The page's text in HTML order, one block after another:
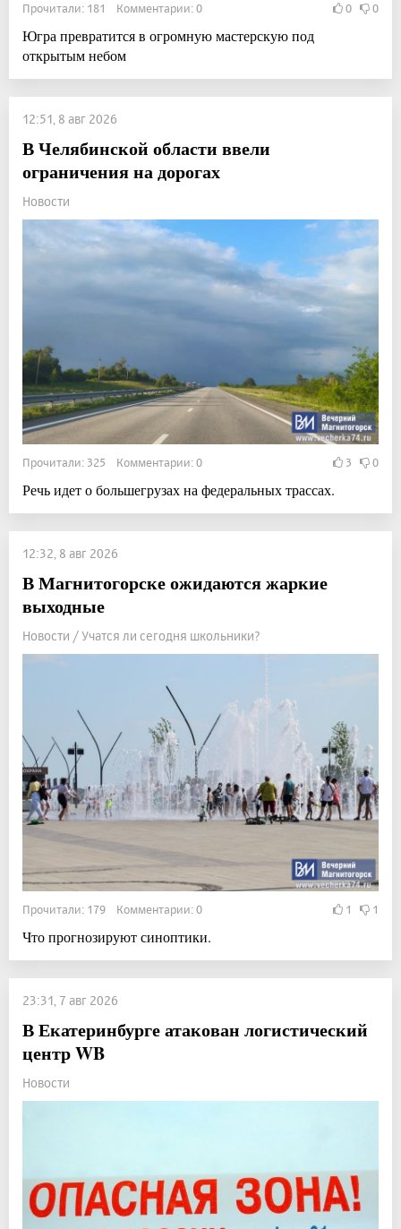
Прочитали: 181 Комментарии: 0 0 0
Югра превратится в огромную мастерскую под
открытым небом
12:51, 8 авг 2026
В Челябинской области ввели
ограничения на дорогах
Новости
Прочитали: 325 Комментарии: 0 3 0
Речь идет о большегрузах на федеральных трассах.
12:32, 8 авг 2026
В Магнитогорске ожидаются жаркие
выходные
Новости / Учатся ли сегодня школьники?
Прочитали: 179 Комментарии: 0 1 1
Что прогнозируют синоптики.
23:31, 7 авг 2026
В Екатеринбурге атакован логистический
центр WB
Новости